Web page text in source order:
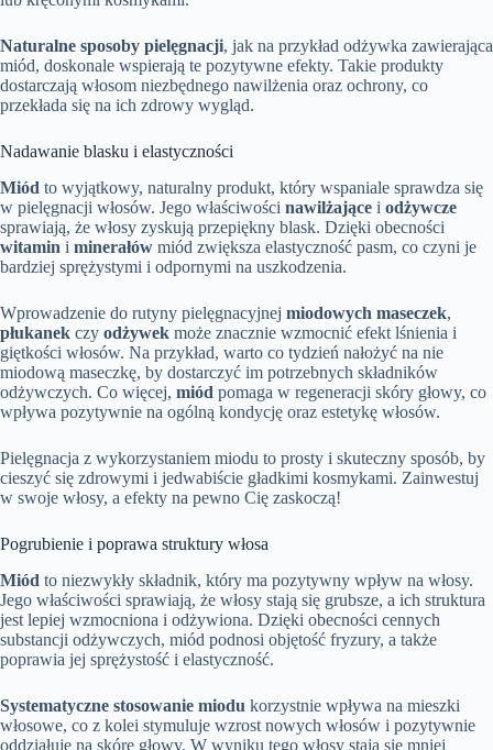
Naturalne sposoby pielęgnacji, jak na przykład odżywka zawierająca
miód, doskonale wspierają te pozytywne efekty. Takie produkty
dostarczają włosom niezbędnego nawilżenia oraz ochrony, co
przekłada się na ich zdrowy wygląd.
Nadawanie blasku i elastyczności
Miód to wyjątkowy, naturalny produkt, który wspaniale sprawdza się
w pielęgnacji włosów. Jego właściwości nawilżające i odżywcze
sprawiają, że włosy zyskują przepiękny blask. Dzięki obecności
witamin i minerałów miód zwiększa elastyczność pasm, co czyni je
bardziej sprężystymi i odpornymi na uszkodzenia.
Wprowadzenie do rutyny pielęgnacyjnej miodowych maseczek,
płukanek czy odżywek może znacznie wzmocnić efekt lśnienia i
giętkości włosów. Na przykład, warto co tydzień nałożyć na nie
miodową maseczkę, by dostarczyć im potrzebnych składników
odżywczych. Co więcej, miód pomaga w regeneracji skóry głowy, co
wpływa pozytywnie na ogólną kondycję oraz estetykę włosów.
Pielęgnacja z wykorzystaniem miodu to prosty i skuteczny sposób, by
cieszyć się zdrowymi i jedwabiście gładkimi kosmykami. Zainwestuj
w swoje włosy, a efekty na pewno Cię zaskoczą!
Pogrubienie i poprawa struktury włosa
Miód to niezwykły składnik, który ma pozytywny wpływ na włosy.
Jego właściwości sprawiają, że włosy stają się grubsze, a ich struktura
jest lepiej wzmocniona i odżywiona. Dzięki obecności cennych
substancji odżywczych, miód podnosi objętość fryzury, a także
poprawia jej sprężystość i elastyczność.
Systematyczne stosowanie miodu korzystnie wpływa na mieszki
włosowe, co z kolei stymuluje wzrost nowych włosów i pozytywnie
oddziałuje na skórę głowy. W wyniku tego włosy stają się mniej